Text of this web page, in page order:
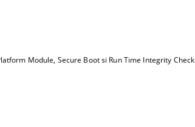
Module, Secure Boot si Run Time Integrity Check